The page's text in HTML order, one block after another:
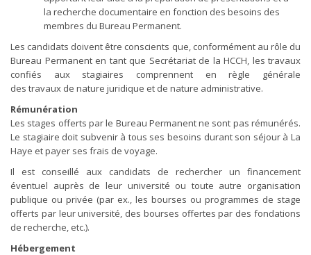
la recherche documentaire en fonction des besoins des
membres du Bureau Permanent.
Les candidats doivent être conscients que, conformément au rôle du
Bureau Permanent en tant que Secrétariat de la HCCH, les travaux
confiés aux stagiaires comprennent en règle générale
des travaux de nature juridique et de nature administrative.
Rémunération
Les stages offerts par le Bureau Permanent ne sont pas rémunérés.
Le stagiaire doit subvenir à tous ses besoins durant son séjour à La
Haye et payer ses frais de voyage.
Il est conseillé aux candidats de rechercher un financement
éventuel auprès de leur université ou toute autre organisation
publique ou privée (par ex., les bourses ou programmes de stage
offerts par leur université, des bourses offertes par des fondations
de recherche, etc.).
Hébergement